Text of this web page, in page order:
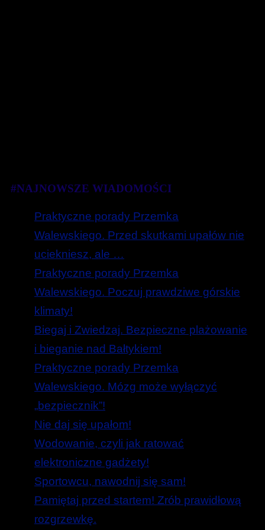
#NAJNOWSZE WIADOMOŚCI
Praktyczne porady Przemka
Walewskiego. Przed skutkami upałów nie
uciekniesz, ale …
Praktyczne porady Przemka
Walewskiego. Poczuj prawdziwe górskie
klimaty!
Biegaj i Zwiedzaj. Bezpieczne plażowanie
i bieganie nad Bałtykiem!
Praktyczne porady Przemka
Walewskiego. Mózg może wyłączyć
„bezpiecznik”!
Nie daj się upałom!
Wodowanie, czyli jak ratować
elektroniczne gadżety!
Sportowcu, nawodnij się sam!
Pamiętaj przed startem! Zrób prawidłową
rozgrzewkę.